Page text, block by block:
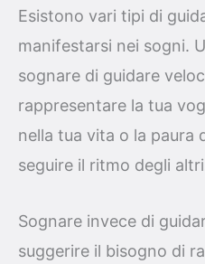
Esistono vari tipi di
manifestarsi nei sogni.
sognare di guidare
rappresentare la tua
nella tua vita o la paura
seguire il ritmo degli
Sognare invece di
suggerire il bisogno di